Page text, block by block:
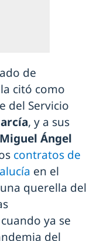
de
citó como
del Servicio
, y a sus
Miguel Ángel
contratos de
en el
querella del
ya se
del